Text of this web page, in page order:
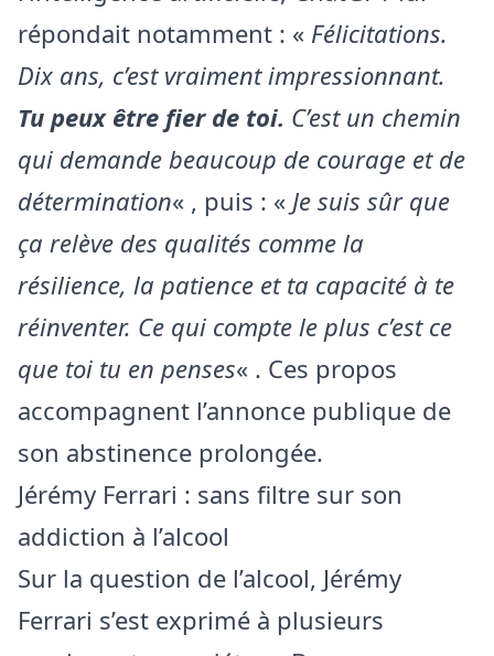
répondait notamment : « Félicitations.
Dix ans, c’est vraiment impressionnant.
Tu peux être fier de toi. C’est un chemin
qui demande beaucoup de courage et de
détermination« , puis : « Je suis sûr que
ça relève des qualités comme la
résilience, la patience et ta capacité à te
réinventer. Ce qui compte le plus c’est ce
que toi tu en penses« . Ces propos
accompagnent l’annonce publique de
son abstinence prolongée.
Jérémy Ferrari : sans filtre sur son
addiction à l’alcool
Sur la question de l’alcool, Jérémy
Ferrari s’est exprimé à plusieurs